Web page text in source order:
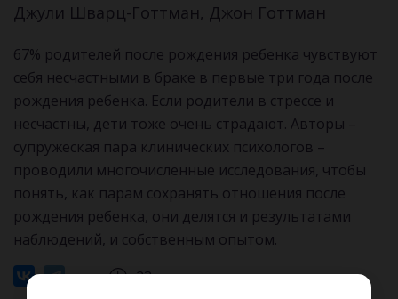
Джули Шварц-Готтман, Джон Готтман
67% родителей после рождения ребенка чувствуют
себя несчастными в браке в первые три года после
рождения ребенка. Если родители в стрессе и
несчастны, дети тоже очень страдают. Авторы –
супружеская пара клинических психологов –
проводили многочисленные исследования, чтобы
понять, как парам сохранять отношения после
рождения ребенка, они делятся и результатами
наблюдений, и собственным опытом.
23 мин.